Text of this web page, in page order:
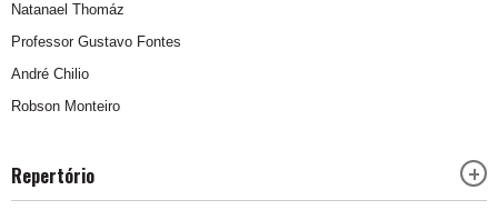
Natanael Thomáz
Professor Gustavo Fontes
André Chilio
Robson Monteiro
Repertório